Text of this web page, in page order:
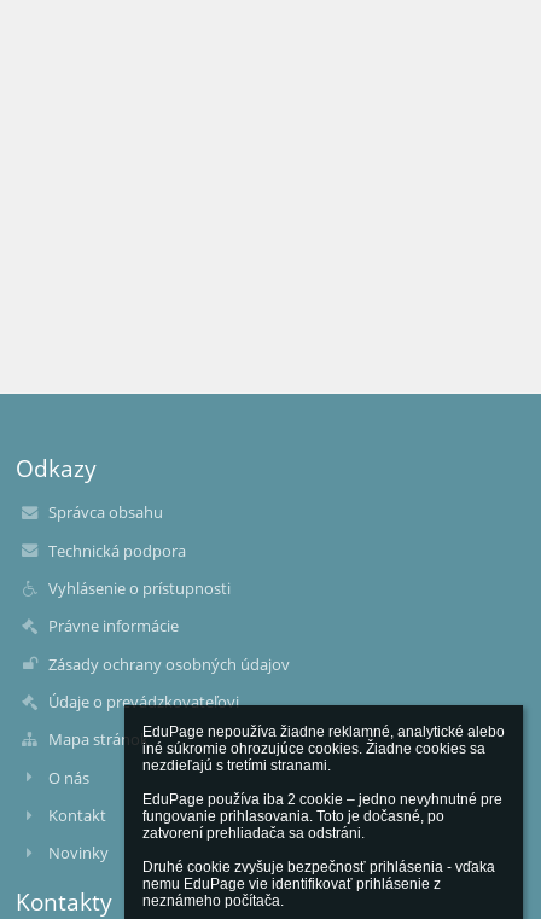
EduPage nepoužíva žiadne reklamné, analytické alebo
iné súkromie ohrozujúce cookies. Žiadne cookies sa
nezdieľajú s tretími stranami.
EduPage používa iba 2 cookie – jedno nevyhnutné pre
fungovanie prihlasovania. Toto je dočasné, po
zatvorení prehliadača sa odstráni.
Druhé cookie zvyšuje bezpečnosť prihlásenia - vďaka
nemu EduPage vie identifikovať prihlásenie z
neznámeho počítača.
Odkazy
Správca obsahu
Technická podpora
Vyhlásenie o prístupnosti
Právne informácie
Zásady ochrany osobných údajov
Údaje o prevádzkovateľovi
Mapa stránok
O nás
Kontakt
Novinky
Kontakty